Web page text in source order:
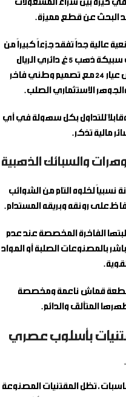
حيرة بين شراء المشغولات
عند البحث عن قطع مميزة.
عالية جداً تفقد جزءاً كبيراً من
سبيكة ذهب 5 غ دائري الريال
قيمة الذهب الخالص عيار 24 مع تصميم وطني فاخر
الاستثماري الصلب.
للتداول بكل سهولة في أي
مالية تذكر.
والسبائك الذهبية
بطبيعة لينة نسبياً لخلوه التام من الشوائب
على رونقه وبريقه المستدام.
الفاخرة المخصصة عند عدم
بالمصنوعات الصلبة أو المواد
قماش ناعمة ومخصصة
المتألق والدائم.
بأسلوب عصري
تظل المقتنيات المصنوعة